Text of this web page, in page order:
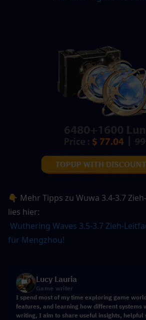
👇 Mehr Tipps zu Wuwa 3.4-3.7
lies hier:
Wuthering Waves 3.5-3.7 Zieh-
für Mengzhou!
Lucy Lauria
Game writer
I spend most of my time exploring game
features, and learning how different systems
writing, I aim to share useful insights, helpful